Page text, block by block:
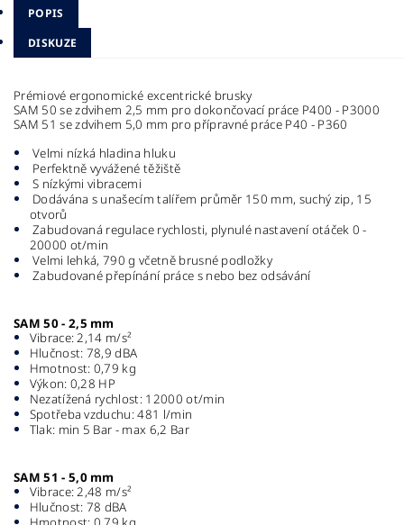
POPIS
DISKUZE
Prémiové ergonomické excentrické brusky
SAM 50 se zdvihem 2,5 mm pro dokončovací práce P400 - P3000
SAM 51 se zdvihem 5,0 mm pro přípravné práce P40 - P360
Velmi nízká hladina hluku
Perfektně vyvážené těžiště
S nízkými vibracemi
Dodávána s unašecím talířem průměr 150 mm, suchý zip, 15
otvorů
Zabudovaná regulace rychlosti, plynulé nastavení otáček 0 -
20000 ot/min
Velmi lehká, 790 g včetně brusné podložky
Zabudované přepínání práce s nebo bez odsávání
SAM 50 - 2,5 mm
Vibrace: 2,14 m/s²
Hlučnost: 78,9 dBA
Hmotnost: 0,79 kg
Výkon: 0,28 HP
Nezatížená rychlost: 12000 ot/min
Spotřeba vzduchu: 481 l/min
Tlak: min 5 Bar - max 6,2 Bar
SAM 51 - 5,0 mm
Vibrace: 2,48 m/s²
Hlučnost: 78 dBA